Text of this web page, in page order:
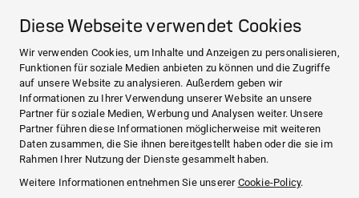
Diese Webseite verwendet Cookies
Wir verwenden Cookies, um Inhalte und Anzeigen zu personalisieren,
Funktionen für soziale Medien anbieten zu können und die Zugriffe
auf unsere Website zu analysieren. Außerdem geben wir
Informationen zu Ihrer Verwendung unserer Website an unsere
Partner für soziale Medien, Werbung und Analysen weiter. Unsere
Partner führen diese Informationen möglicherweise mit weiteren
Daten zusammen, die Sie ihnen bereitgestellt haben oder die sie im
Rahmen Ihrer Nutzung der Dienste gesammelt haben.
Weitere Informationen entnehmen Sie unserer Cookie-Policy.
SERVICE
Fachberatung
DESINFACTS
Newsletter
Konzentrat-Rechner
Weiterführende Links
Über uns
Fachberatung
NEWS UND THEMEN
HYGIENEWISSEN
SERVICE